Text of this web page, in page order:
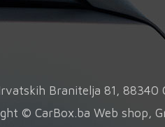
Branitelja 81,
© CarBox.ba Web shop,